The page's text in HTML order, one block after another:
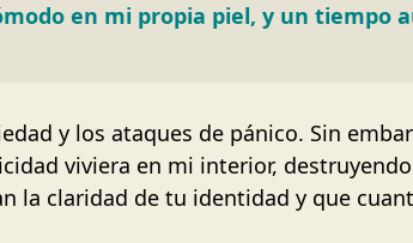
en mi propia piel, y un tiempo
y los ataques de pánico. Sin
viviera en mi interior,
la claridad de tu identidad y que